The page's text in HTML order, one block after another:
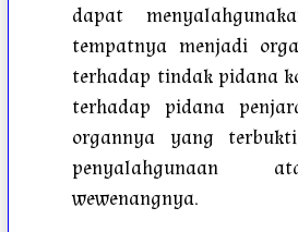
dapat
tempatnya menjadi
terhadap tindak pidana
terhadap pidana
organnya yang
penyalahgunaan
wewenangnya.